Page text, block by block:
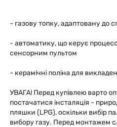
- газову топку, адаптовану до
- автоматику, що керує
сенсорним пультом
- керамічні поліна для
УВАГА! Перед купівлею варто
постачатися інсталяція -
пляшки (LPG), оскільки вибір
вибору газу. Перед монтажем